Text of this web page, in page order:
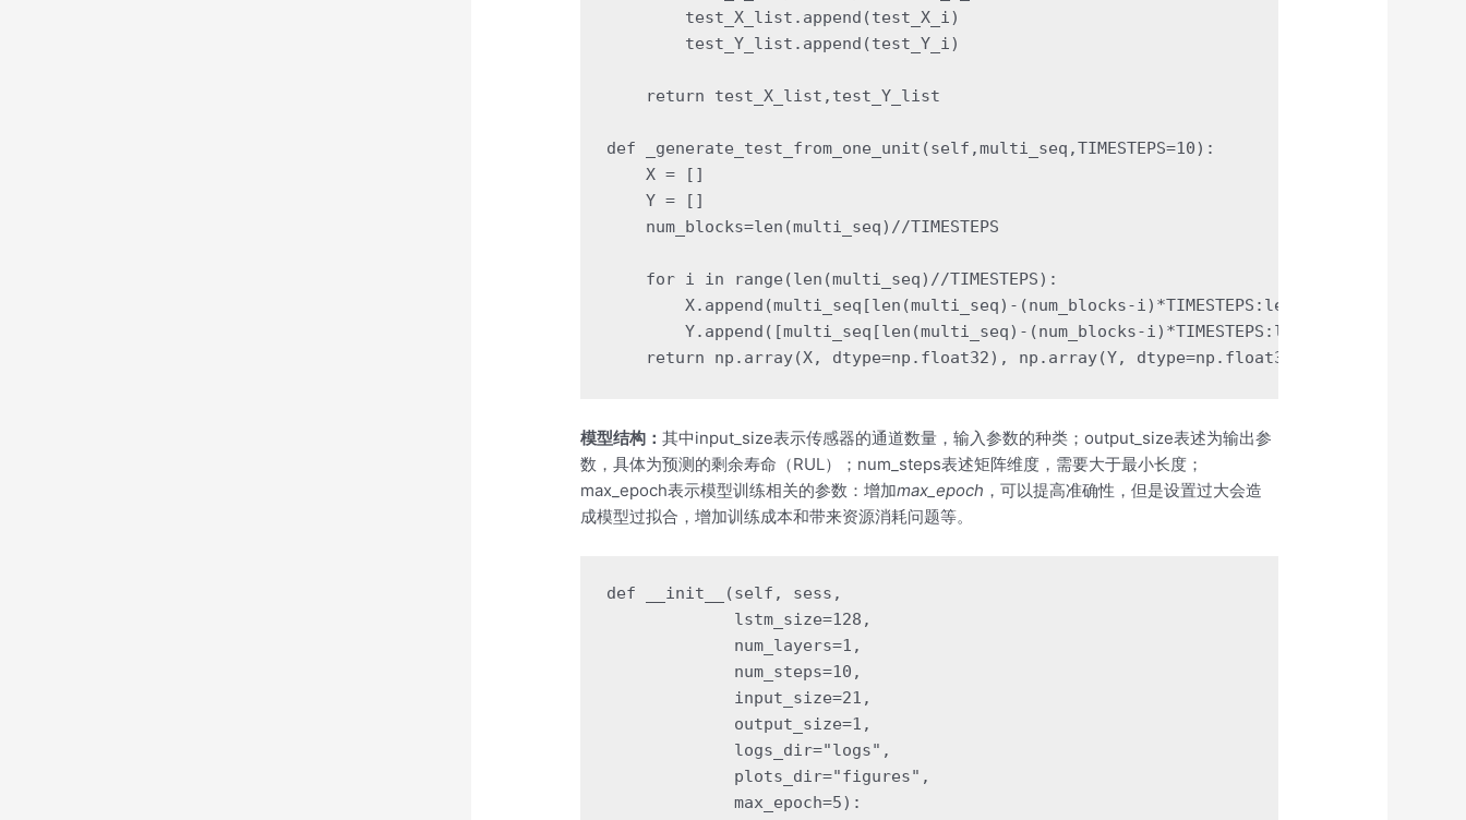
        test_X_list.append(test_X_i)
        test_Y_list.append(test_Y_i)
    return test_X_list,test_Y_list
def _generate_test_from_one_unit(self,multi_seq,TIMESTEPS=10):
    X = []
    Y = []
    num_blocks=len(multi_seq)//TIMESTEPS
    for i in range(len(multi_seq)//TIMESTEPS):
X.append(multi_seq[len(multi_seq)-(num_blocks-i)*TIMESTEPS:len(multi_seq)-
Y.append([multi_seq[len(multi_seq)-(num_blocks-i)*TIMESTEPS:len(multi_seq)-
模型结构：其中input_size表示传感器的通道数量，输入参数的种类；output_size表述为输出参
数，具体为预测的剩余寿命（RUL）；num_steps表述矩阵维度，需要大于最小长度；
max_epoch表示模型训练相关的参数：增加max_epoch ，可以提高准确性，但是设置过大会造
成模型过拟合，增加训练成本和带来资源消耗问题等。
def __init__(self, sess,
             lstm_size=128,
             num_layers=1,
             num_steps=10,
             input_size=21,
             output_size=1,
             logs_dir="logs",
             plots_dir="figures",
             max_epoch=5):